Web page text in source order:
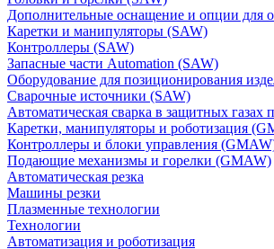
Дополнительные оснащение и опции для
Каретки и манипуляторы (SAW)
Контроллеры (SAW)
Запасные части Automation (SAW)
Оборудование для позиционирования
Сварочные источники (SAW)
Автоматическая сварка в защитных
Каретки, манипуляторы и роботизация
Контроллеры и блоки управления
Подающие механизмы и горелки (GMAW)
Автоматическая резка
Машины резки
Плазменные технологии
Технологии
Автоматизация и роботизация